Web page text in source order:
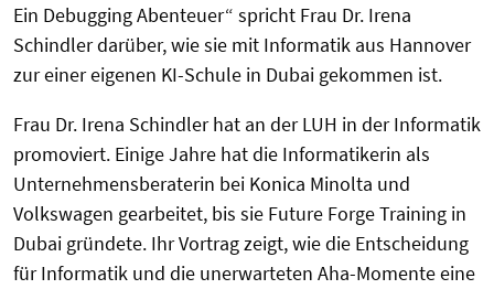
Ein Debugging Abenteuer“ spricht Frau Dr. Irena
Schindler darüber, wie sie mit Informatik aus Hannover
zur einer eigenen KI-Schule in Dubai gekommen ist.
Frau Dr. Irena Schindler hat an der LUH in der Informatik
promoviert. Einige Jahre hat die Informatikerin als
Unternehmensberaterin bei Konica Minolta und
Volkswagen gearbeitet, bis sie Future Forge Training in
Dubai gründete. Ihr Vortrag zeigt, wie die Entscheidung
für Informatik und die unerwarteten Aha-Momente eine